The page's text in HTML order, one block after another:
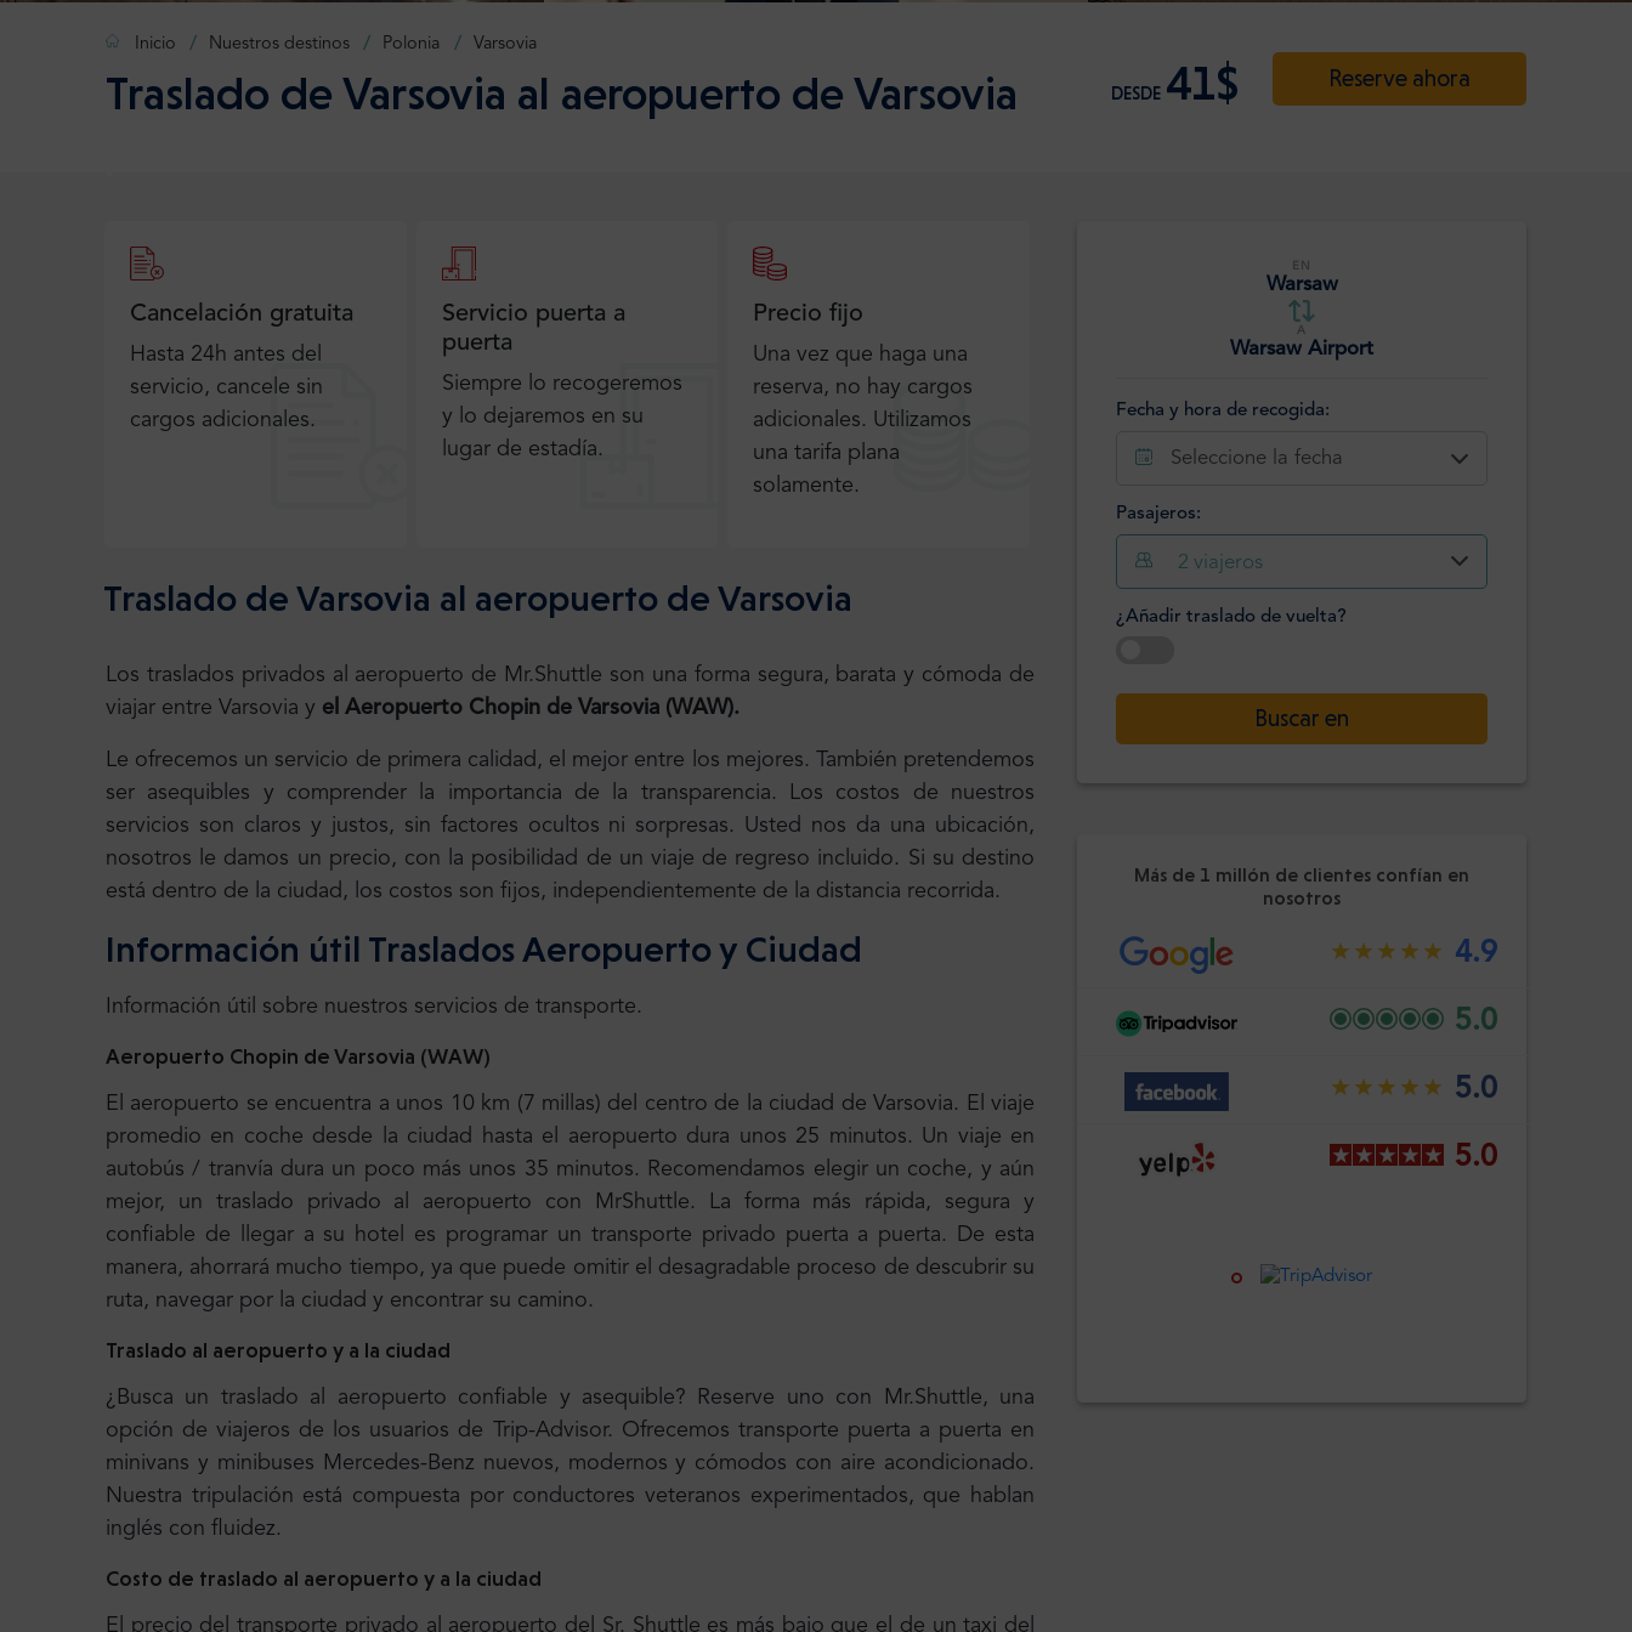
Inicio Nuestros destinos Polonia Varsovia
Traslado de Varsovia al aeropuerto de Varsovia DESDE 41$ Reserve ahora
EN
Warsaw
A
Warsaw Airport
Fecha y hora de recogida:
Seleccione la fecha
Hora
: Confirme
Pasajeros:
2 viajeros
¿Añadir traslado de vuelta?
Buscar en
Más de 1 millón de clientes confían en
nosotros
4.9
5.0
5.0
5.0
Cancelación gratuita
Hasta 24h antes del
servicio, cancele sin
cargos adicionales.
Servicio puerta a
puerta
Siempre lo recogeremos
y lo dejaremos en su
lugar de estadía.
Precio fijo
Una vez que haga una
reserva, no hay cargos
adicionales. Utilizamos
una tarifa plana
solamente.
Traslado de Varsovia al aeropuerto de Varsovia
Los traslados privados al aeropuerto de Mr.Shuttle son una forma segura, barata y cómoda de
viajar entre Varsovia y el Aeropuerto Chopin de Varsovia (WAW).
Le ofrecemos un servicio de primera calidad, el mejor entre los mejores. También pretendemos
ser asequibles y comprender la importancia de la transparencia. Los costos de nuestros
servicios son claros y justos, sin factores ocultos ni sorpresas. Usted nos da una ubicación,
nosotros le damos un precio, con la posibilidad de un viaje de regreso incluido. Si su destino
está dentro de la ciudad, los costos son fijos, independientemente de la distancia recorrida.
Información útil Traslados Aeropuerto y Ciudad
Información útil sobre nuestros servicios de transporte.
Aeropuerto Chopin de Varsovia (WAW)
El aeropuerto se encuentra a unos 10 km (7 millas) del centro de la ciudad de Varsovia. El viaje
promedio en coche desde la ciudad hasta el aeropuerto dura unos 25 minutos. Un viaje en
autobús / tranvía dura un poco más unos 35 minutos. Recomendamos elegir un coche, y aún
mejor, un traslado privado al aeropuerto con MrShuttle. La forma más rápida, segura y
confiable de llegar a su hotel es programar un transporte privado puerta a puerta. De esta
manera, ahorrará mucho tiempo, ya que puede omitir el desagradable proceso de descubrir su
ruta, navegar por la ciudad y encontrar su camino.
Traslado al aeropuerto y a la ciudad
¿Busca un traslado al aeropuerto confiable y asequible? Reserve uno con Mr.Shuttle, una
opción de viajeros de los usuarios de Trip-Advisor. Ofrecemos transporte puerta a puerta en
minivans y minibuses Mercedes-Benz nuevos, modernos y cómodos con aire acondicionado.
Nuestra tripulación está compuesta por conductores veteranos experimentados, que hablan
inglés con fluidez.
Costo de traslado al aeropuerto y a la ciudad
El precio del transporte privado al aeropuerto del Sr. Shuttle es más bajo que el de un taxi del